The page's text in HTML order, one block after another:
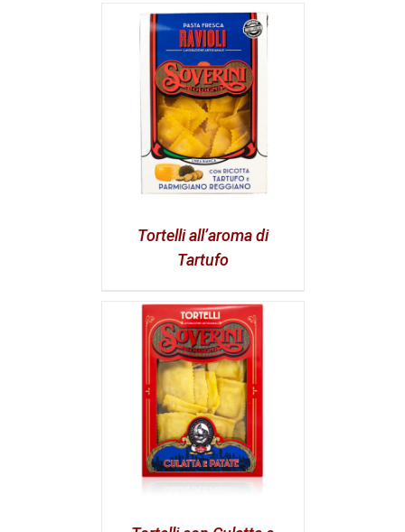
Tortelli all’aroma di
Tartufo